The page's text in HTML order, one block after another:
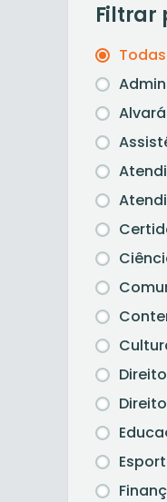
Filtrar